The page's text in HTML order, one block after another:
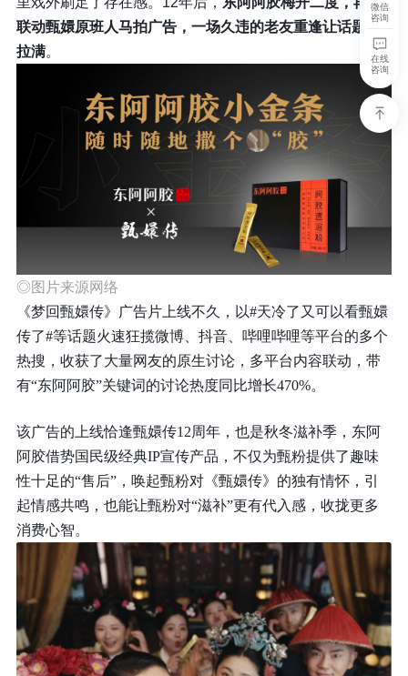
联动甄嬛原班人马拍广告，一场久违的老友重逢让话题度
拉满。
◎图片来源网络
《梦回甄嬛传》广告片上线不久，以#天冷了又可以看甄嬛
传了#等话题火速狂揽微博、抖音、哔哩哔哩等平台的多个
热搜，收获了大量网友的原生讨论，多平台内容联动， 带
有“东阿阿胶”关键词的讨论热度同比增长470%。
该广告的上线恰逢甄嬛传12周年，也是秋冬滋补季，东阿
阿胶借势国民级经典IP宣传产品，不仅为甄粉提供了趣味
性十足的“售后”，唤起甄粉对《甄嬛传》的独有情怀，引
起情感共鸣，也能让甄粉对“滋补”更有代入感，收拢更多
消费心智。
微信
咨询
在线
咨询